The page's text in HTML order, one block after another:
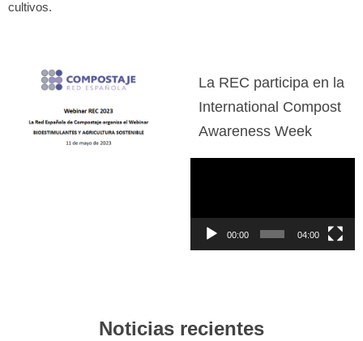
cultivos.
La REC participa en la
International Compost
Awareness Week
00:00 04:00
Noticias recientes